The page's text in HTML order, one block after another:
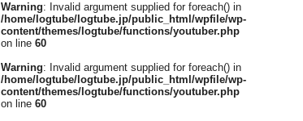
Warning: Invalid argument supplied for foreach() in
/home/logtube/logtube.jp/public_html/wpfile/wp-
content/themes/logtube/functions/youtuber.php
on line 60
Warning: Invalid argument supplied for foreach() in
/home/logtube/logtube.jp/public_html/wpfile/wp-
content/themes/logtube/functions/youtuber.php
on line 60